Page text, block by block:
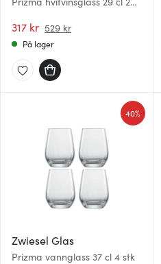
317 kr 529 kr
På lager
Zwiesel Glas
Prizma vannglass 37 cl 4 stk
40%